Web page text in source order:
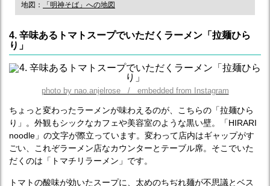
地図：
「明神そば」への地図
4. 辛味あるトマトスープでいただくラーメン「拉麺ひら
り」
photo by nao.anjelrose / embedded from Instagram
ちょっと変わったラーメンが味わえるのが、こちらの「拉麺ひら
り」。外観もシックなカフェや美容室のような黒い壁。「HIRARI
noodle」の文字が際立っています。変わって店内はギャップがす
ごい、これぞラーメン店なカウンターとテーブル席。そこでいた
だくのは「トマチリラーメン」です。
トマトの酸味が効いたスープに、太めのちぢれ麺が不思議とベス